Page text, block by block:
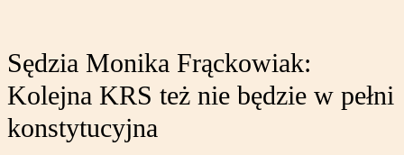
Sędzia Monika Frąckowiak:
Kolejna KRS też nie będzie w pełni
konstytucyjna